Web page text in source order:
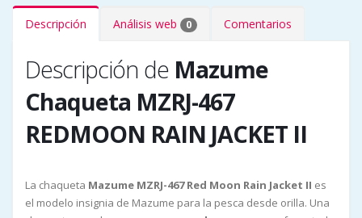
Descripción Análisis web 0 Comentarios
Descripción de Mazume
Chaqueta MZRJ-467
REDMOON RAIN JACKET II
La chaqueta Mazume MZRJ-467 Red Moon Rain Jacket II es
el modelo insignia de Mazume para la pesca desde orilla. Una